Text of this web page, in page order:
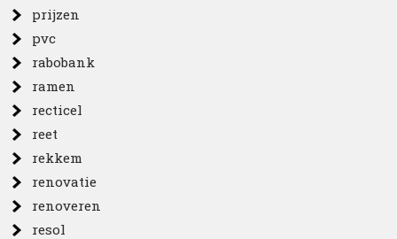
prijzen
pvc
rabobank
ramen
recticel
reet
rekkem
renovatie
renoveren
resol